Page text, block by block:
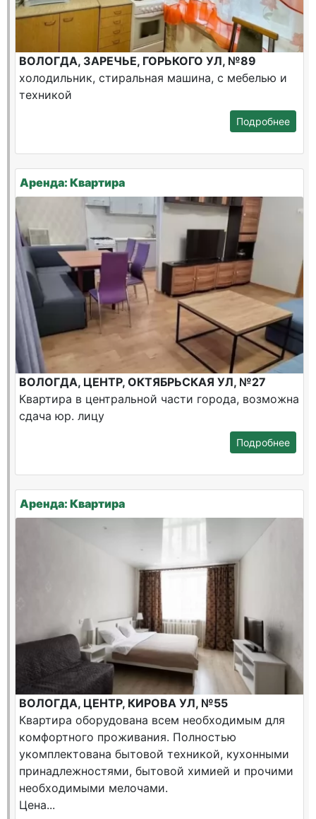
ВОЛОГДА, ЗАРЕЧЬЕ, ГОРЬКОГО УЛ, №89
холодильник, стиральная машина, с мебелью и
техникой
Подробнее
Аренда: Квартира
ВОЛОГДА, ЦЕНТР, ОКТЯБРЬСКАЯ УЛ, №27
Квартира в центральной части города, возможна
сдача юр. лицу
Подробнее
Аренда: Квартира
ВОЛОГДА, ЦЕНТР, КИРОВА УЛ, №55
Квартира оборудована всем необходимым для
комфортного проживания. Полностью
укомплектована бытовой техникой, кухонными
принадлежностями, бытовой химией и прочими
необходимыми мелочами.
Цена...